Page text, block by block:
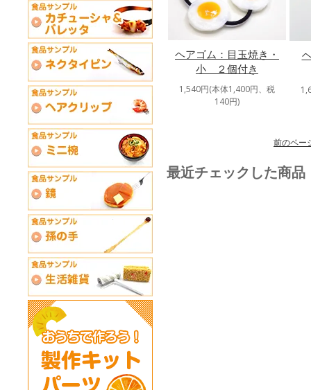
ヘアゴム：目玉焼き・
小 ２個付き
1,540円(本体1,400円、税
140円)
前のペー
最近チェックした商品